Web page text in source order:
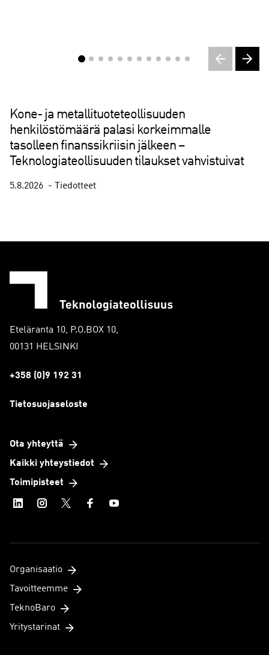
Kone- ja metallituoteteollisuuden
henkilöstömäärä palasi korkeimmalle
tasolleen finanssikriisin jälkeen –
Teknologiateollisuuden tilaukset vahvistuivat
5.8.2026 Tiedotteet
s
l
d
)
Eteläranta 10, P.O.BOX 10,
00131 HELSINKI
+358 (0)9 192 31
Tietosuojaseloste
Ota yhteyttä
Kaikki yhteystiedot
Toimipisteet
Organisaatio
Tavoitteemme
TeknoBaro
Yritystarinat